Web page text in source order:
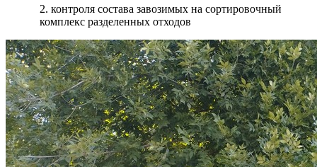
2. контроля состава завозимых на сортировочный
комплекс разделенных отходов